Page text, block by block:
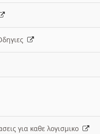
για καθε λογισμικο